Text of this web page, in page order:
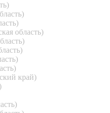
область)
край)